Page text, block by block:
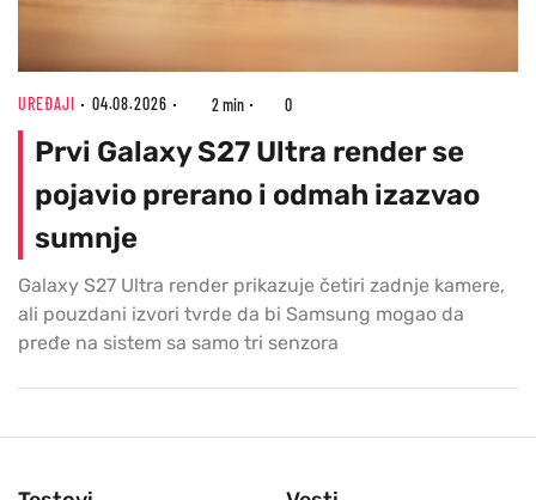
UREĐAJI 04.08.2026 2 min 0
Prvi Galaxy S27 Ultra render se
pojavio prerano i odmah izazvao
sumnje
Galaxy S27 Ultra render prikazuje četiri zadnje kamere,
ali pouzdani izvori tvrde da bi Samsung mogao da
pređe na sistem sa samo tri senzora